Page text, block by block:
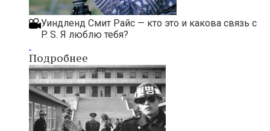
Уиндленд Смит Райс — кто это и какова связь с
P. S. Я люблю тебя?
Подробнее